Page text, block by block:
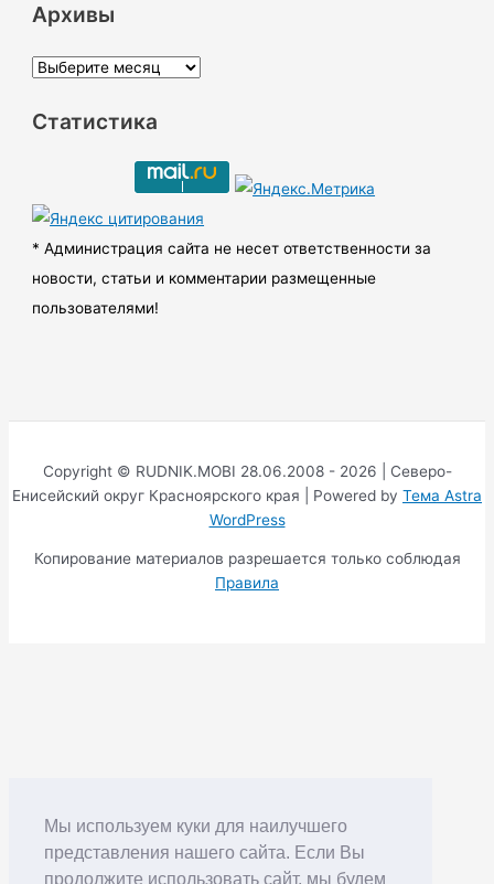
Мы используем куки для наилучшего
представления нашего сайта. Если Вы
продолжите использовать сайт, мы будем
Архивы
А
х
ы
Статистика
* Администрация сайта не несет ответственности за
новости, статьи и комментарии размещенные
пользователями!
Copyright © RUDNIK.MOBI 28.06.2008 - 2026 | Северо-
Енисейский округ Красноярского края | Powered by Тема Astra
WordPress
Копирование материалов разрешается только соблюдая
Правила